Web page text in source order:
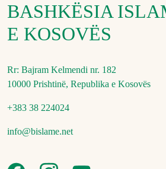
BASHKËSIA
E KOSOVËS
Rr: Bajram Kelmendi nr. 182
10000 Prishtinë, Republika e Kosovës
+383 38 224024
info@bislame.net